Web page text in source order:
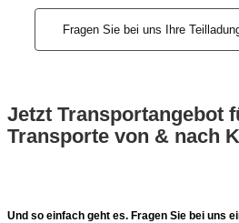
Fragen Sie bei uns Ihre
Jetzt Transportangebot
Transporte von & nach
Und so einfach geht es. Fragen Sie bei uns